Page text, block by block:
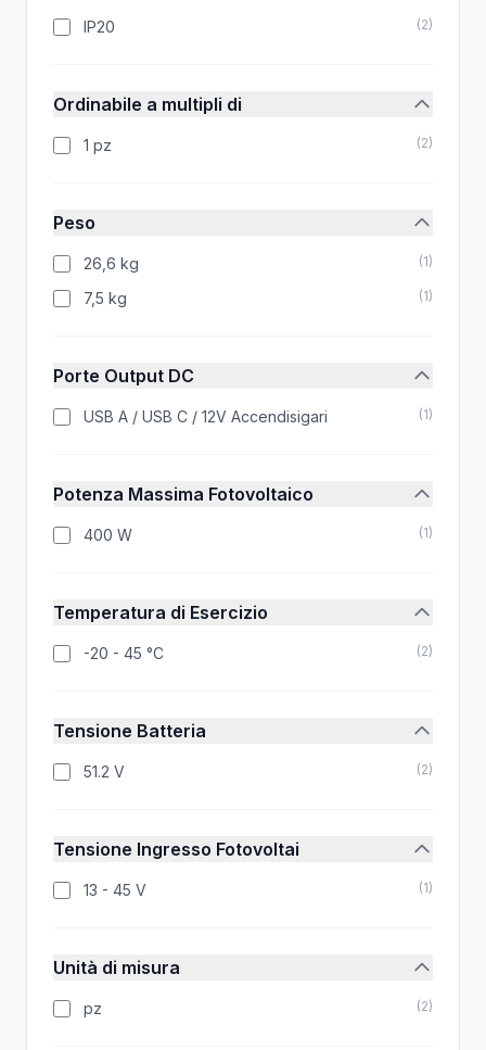
IP20 (2)
Ordinabile a multipli di
1 pz (2)
Peso
26,6 kg (1)
7,5 kg (1)
Porte Output DC
USB A / USB C / 12V Accendisigari (1)
Potenza Massima Fotovoltaico
400 W (1)
Temperatura di Esercizio
-20 - 45 °C (2)
Tensione Batteria
51.2 V (2)
Tensione Ingresso Fotovoltai
13 - 45 V (1)
Unità di misura
pz (2)